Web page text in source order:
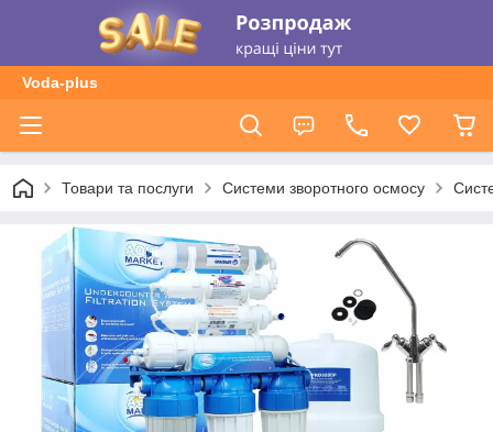
Voda-plus
Товари та послуги Системи зворотного осмосу